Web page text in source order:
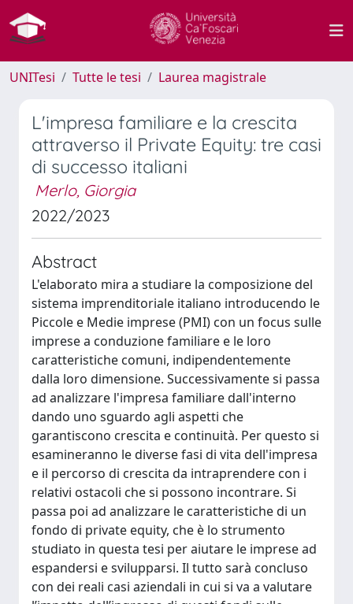
UNITesi Tutte le tesi Laurea magistrale
L'impresa familiare e la crescita
attraverso il Private Equity: tre casi
di successo italiani
Merlo, Giorgia
2022/2023
Abstract
L'elaborato mira a studiare la composizione del
sistema imprenditoriale italiano introducendo le
Piccole e Medie imprese (PMI) con un focus sulle
imprese a conduzione familiare e le loro
caratteristiche comuni, indipendentemente
dalla loro dimensione. Successivamente si passa
ad analizzare l'impresa familiare dall'interno
dando uno sguardo agli aspetti che
garantiscono crescita e continuità. Per questo si
esamineranno le diverse fasi di vita dell'impresa
e il percorso di crescita da intraprendere con i
relativi ostacoli che si possono incontrare. Si
passa poi ad analizzare le caratteristiche di un
fondo di private equity, che è lo strumento
studiato in questa tesi per aiutare le imprese ad
espandersi e svilupparsi. Il tutto sarà concluso
con dei reali casi aziendali in cui si va a valutare